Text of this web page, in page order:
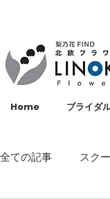
Home ブライダ
全ての記事 スク